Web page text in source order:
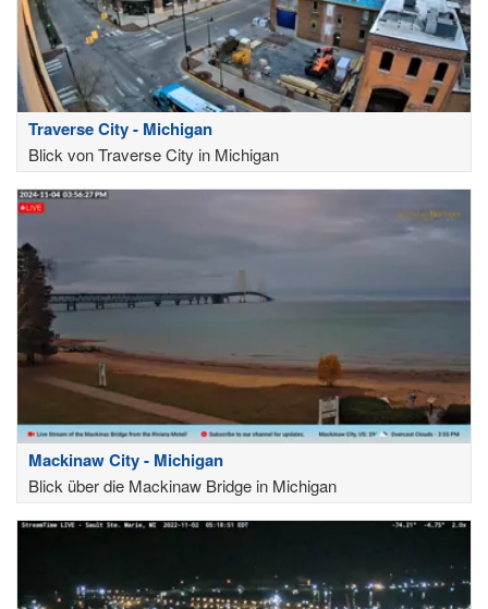
Traverse City - Michigan
Blick von Traverse City in Michigan
Mackinaw City - Michigan
Blick über die Mackinaw Bridge in Michigan